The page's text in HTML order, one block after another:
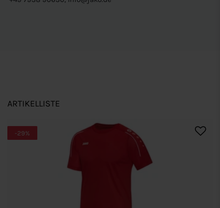
ARTIKELLISTE
-29%